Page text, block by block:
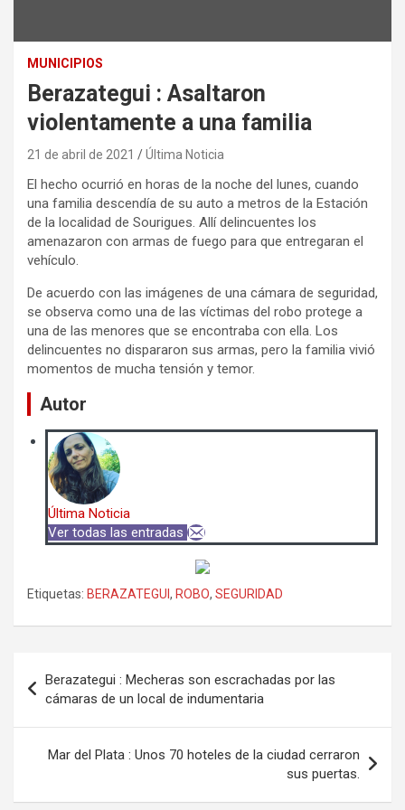
MUNICIPIOS
Berazategui : Asaltaron
violentamente a una familia
21 de abril de 2021 Última Noticia
El hecho ocurrió en horas de la noche del lunes, cuando
una familia descendía de su auto a metros de la Estación
de la localidad de Sourigues. Allí delincuentes los
amenazaron con armas de fuego para que entregaran el
vehículo.
De acuerdo con las imágenes de una cámara de seguridad,
se observa como una de las víctimas del robo protege a
una de las menores que se encontraba con ella. Los
delincuentes no dispararon sus armas, pero la familia vivió
momentos de mucha tensión y temor.
Autor
Última Noticia
Ver todas las entradas
Etiquetas: BERAZATEGUI , ROBO, SEGURIDAD
de
entradas
Berazategui : Mecheras son escrachadas por las
cámaras de un local de indumentaria
Mar del Plata : Unos 70 hoteles de la ciudad cerraron
sus puertas.